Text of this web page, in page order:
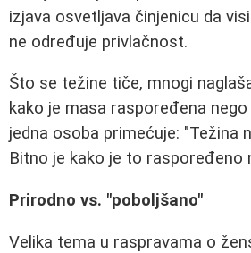
izjava osvetljava činjenicu da
ne određuje privlačnost.
Što se težine tiče, mnogi
kako je masa raspoređena
jedna osoba primećuje: "Težina
Bitno je kako je to raspoređeno
Prirodno vs. "poboljšano"
Velika tema u raspravama o